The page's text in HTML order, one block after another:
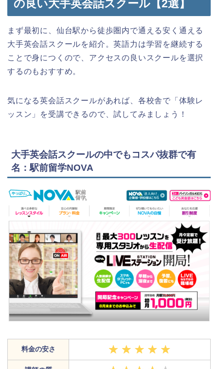
の良い大手英会話スクール【2選】
まず最初に、仙台駅から徒歩圏内で通える安く通える
大手英会話スクールを紹介。英語力は学習を継続する
ことで身につくので、アクセスの良いスクールを選択
するのもおすすめ。
気になる英会話スクールがあれば、各校舎で「体験レ
ッスン」を受講できるので、試してみましょう！
大手英会話スクールの中でもコスパ抜群で有
名：駅前留学NOVA
料金の安さ